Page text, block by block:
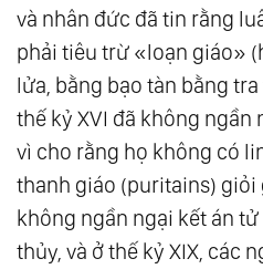
và nhân đức đã tin rằng
phải tiêu trừ «loạn giáo»
lửa, bằng bạo tàn bằng
thế kỷ XVI đã không ngần
vì cho rằng họ không có
thanh giáo (puritains) giỏi
không ngần ngại kết án
thủy, và ở thế kỷ XIX, các